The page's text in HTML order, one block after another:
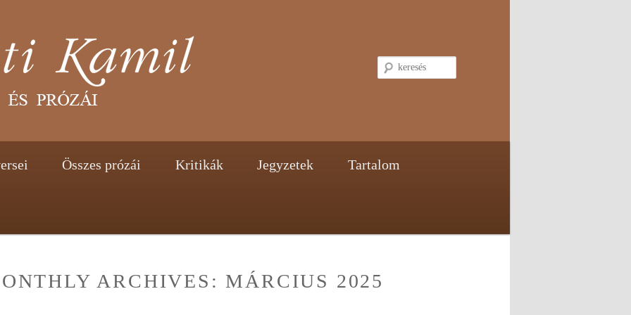
Összes prózái Kritikák Jegyzetek Tartalom
ARCHIVES: MÁRCIUS 2025